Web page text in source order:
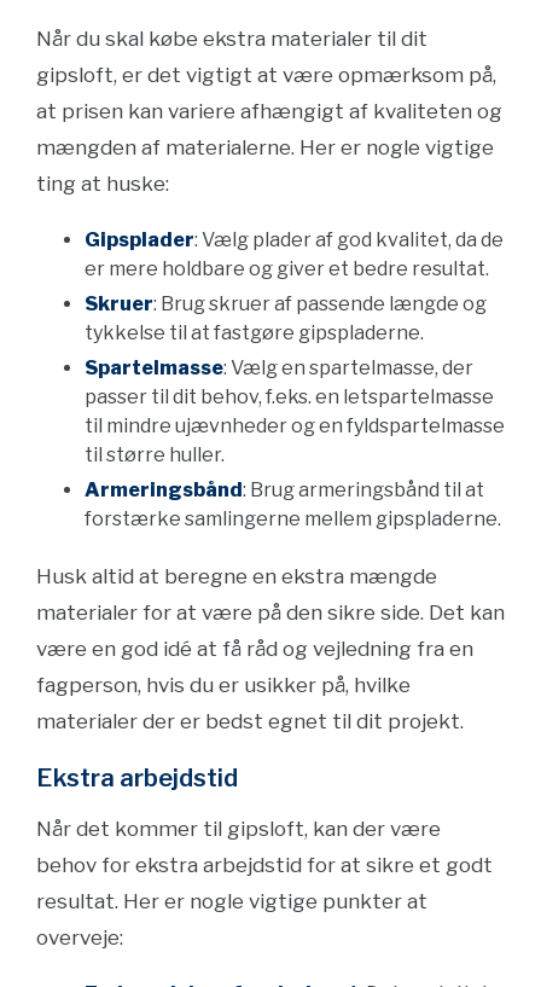
Når du skal købe ekstra materialer til dit
gipsloft, er det vigtigt at være opmærksom på,
at prisen kan variere afhængigt af kvaliteten og
mængden af materialerne. Her er nogle vigtige
ting at huske:
Gipsplader: Vælg plader af god kvalitet, da de
er mere holdbare og giver et bedre resultat.
Skruer: Brug skruer af passende længde og
tykkelse til at fastgøre gipspladerne.
Spartelmasse: Vælg en spartelmasse, der
passer til dit behov, f.eks. en letspartelmasse
til mindre ujævnheder og en fyldspartelmasse
til større huller.
Armeringsbånd: Brug armeringsbånd til at
forstærke samlingerne mellem gipspladerne.
Husk altid at beregne en ekstra mængde
materialer for at være på den sikre side. Det kan
være en god idé at få råd og vejledning fra en
fagperson, hvis du er usikker på, hvilke
materialer der er bedst egnet til dit projekt.
Ekstra arbejdstid
Når det kommer til gipsloft, kan der være
behov for ekstra arbejdstid for at sikre et godt
resultat. Her er nogle vigtige punkter at
overveje: